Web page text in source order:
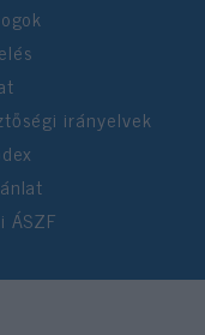
irányelvek
ÁSZF